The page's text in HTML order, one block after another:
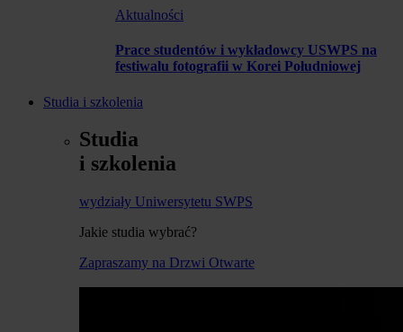
Aktualności
Prace studentów i wykładowcy USWPS na
festiwalu fotografii w Korei Południowej
Studia i szkolenia
Studia
i szkolenia
wydziały Uniwersytetu SWPS
Jakie studia wybrać?
Zapraszamy na Drzwi Otwarte